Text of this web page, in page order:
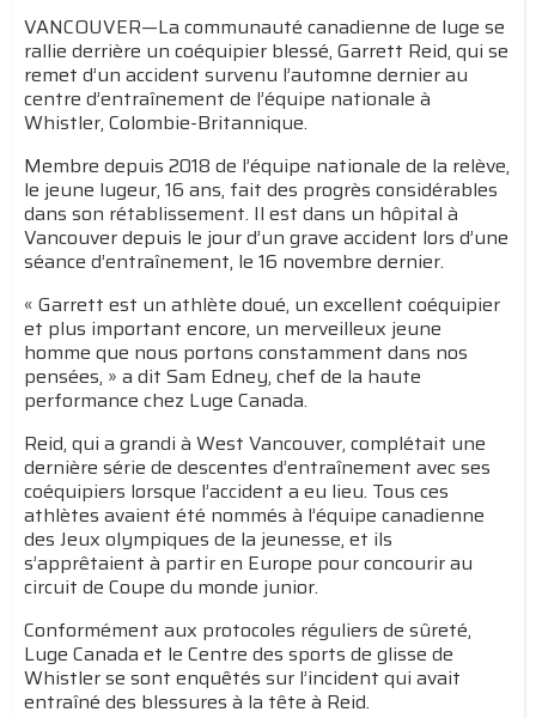
VANCOUVER—La communauté canadienne de luge se
rallie derrière un coéquipier blessé, Garrett Reid, qui se
remet d’un accident survenu l’automne dernier au
centre d’entraînement de l’équipe nationale à
Whistler, Colombie-Britannique.
Membre depuis 2018 de l’équipe nationale de la relève,
le jeune lugeur, 16 ans, fait des progrès considérables
dans son rétablissement. Il est dans un hôpital à
Vancouver depuis le jour d’un grave accident lors d’une
séance d’entraînement, le 16 novembre dernier.
« Garrett est un athlète doué, un excellent coéquipier
et plus important encore, un merveilleux jeune
homme que nous portons constamment dans nos
pensées, » a dit Sam Edney, chef de la haute
performance chez Luge Canada.
Reid, qui a grandi à West Vancouver, complétait une
dernière série de descentes d’entraînement avec ses
coéquipiers lorsque l’accident a eu lieu. Tous ces
athlètes avaient été nommés à l’équipe canadienne
des Jeux olympiques de la jeunesse, et ils
s’apprêtaient à partir en Europe pour concourir au
circuit de Coupe du monde junior.
Conformément aux protocoles réguliers de sûreté,
Luge Canada et le Centre des sports de glisse de
Whistler se sont enquêtés sur l’incident qui avait
entraîné des blessures à la tête à Reid.